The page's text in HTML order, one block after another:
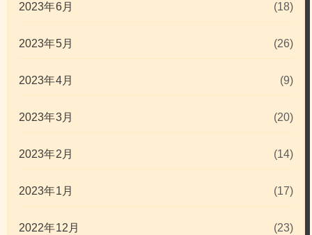
2023年6月 (18)
2023年5月 (26)
2023年4月 (9)
2023年3月 (20)
2023年2月 (14)
2023年1月 (17)
2022年12月 (23)